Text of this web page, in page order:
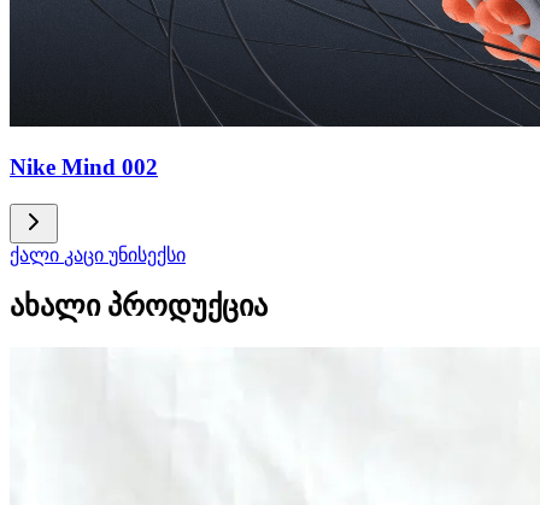
Nike Mind 002
ქალი კაცი უნისექსი
ახალი პროდუქცია